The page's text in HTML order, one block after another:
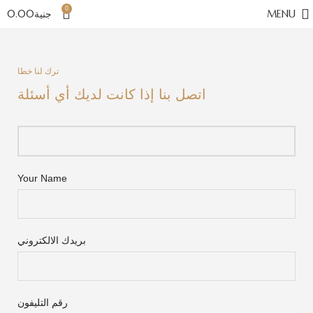
MENU
0 جنية0.00
ترك لنا خطا
اتصل بنا إذا كانت لديك أي أسئلة
Your Name
بريدك الالكتروني
رقم التليفون